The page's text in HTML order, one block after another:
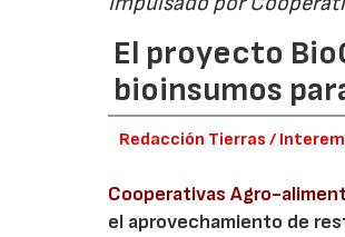
El proyecto
bioinsumos
Redacción Tierras /
Cooperativas Agro-
el aprovechamiento de